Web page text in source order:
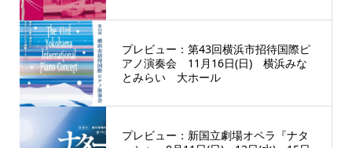
プレビュー：第43回横浜市招待国際ピ
アノ演奏会 11月16日(日) 横浜みな
とみらい 大ホール
プレビュー：新国立劇場オペラ『ナタ